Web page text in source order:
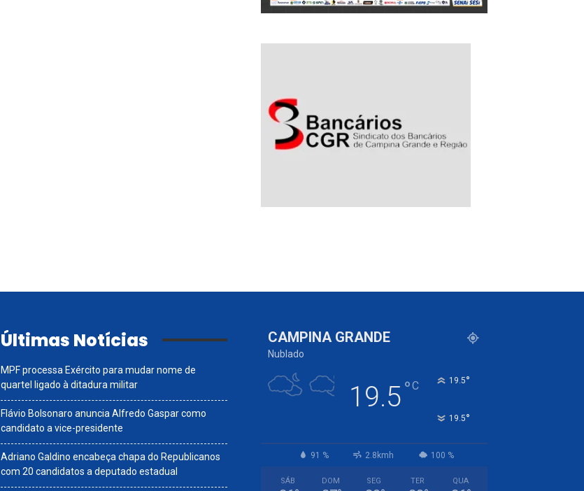
Últimas Notícias
MPF processa Exército para mudar nome de
quartel ligado à ditadura militar
Flávio Bolsonaro anuncia Alfredo Gaspar como
candidato a vice-presidente
Adriano Galdino encabeça chapa do Republicanos
com 20 candidatos a deputado estadual
CAMPINA GRANDE
Nublado
19.5°C 19.5°
19.5°
91 % 2.8kmh 100 %
SÁB DOM SEG TER QUA